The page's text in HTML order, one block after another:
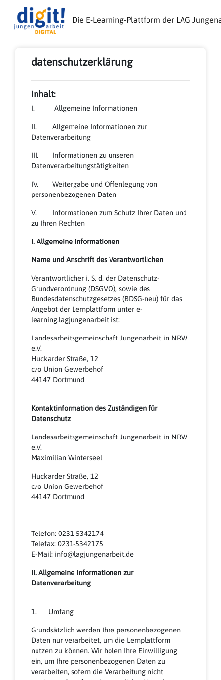
Die E-Learning-Plattform der LAG
datenschutzerklärung
inhalt:
I. Allgemeine Informationen
II. Allgemeine Informationen zur
Datenverarbeitung
III. Informationen zu unseren
Datenverarbeitungstätigkeiten
IV. Weitergabe und Offenlegung von
personenbezogenen Daten
V. Informationen zum Schutz Ihrer Daten und
zu Ihren Rechten
I. Allgemeine Informationen
Name und Anschrift des Verantwortlichen
Verantwortlicher i. S. d. der Datenschutz-
Grundverordnung (DSGVO), sowie des
Bundesdatenschutzgesetzes (BDSG-neu) für das
Angebot der Lernplattform unter e-
learning.lagjungenarbeit ist:
Landesarbeitsgemeinschaft Jungenarbeit in NRW
e.V.
Huckarder Straße, 12
c/o Union Gewerbehof
44147 Dortmund
Kontaktinformation des Zuständigen für
Datenschutz
Landesarbeitsgemeinschaft Jungenarbeit in NRW
e.V.
Maximilian Winterseel
Huckarder Straße, 12
c/o Union Gewerbehof
44147 Dortmund
Telefon: 0231-5342174
Telefax: 0231-5342175
E-Mail: info@lagjungenarbeit.de
II. Allgemeine Informationen zur
Datenverarbeitung
1. Umfang
Grundsätzlich werden Ihre personenbezogenen
Daten nur verarbeitet, um die Lernplattform
nutzen zu können. Wir holen Ihre Einwilligung
ein, um Ihre personenbezogenen Daten zu
verarbeiten, sofern die Verarbeitung nicht